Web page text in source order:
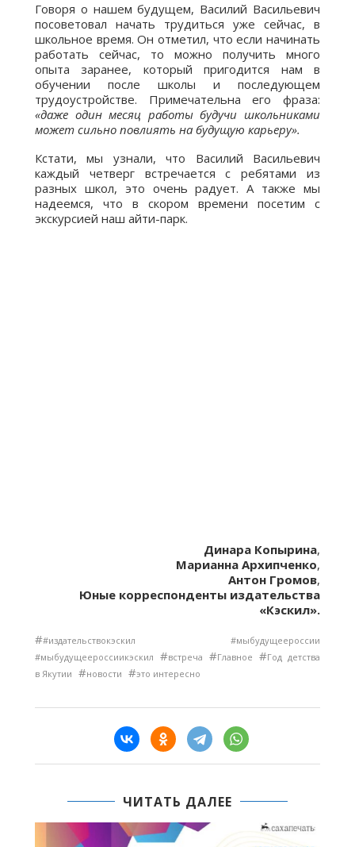
Говоря о нашем будущем, Василий Васильевич
посоветовал начать трудиться уже сейчас, в
школьное время. Он отметил, что если начинать
работать сейчас, то можно получить много
опыта заранее, который пригодится нам в
обучении после школы и последующем
трудоустройстве. Примечательна его фраза:
«даже один месяц работы будучи школьниками
может сильно повлиять на будущую карьеру».
Кстати, мы узнали, что Василий Васильевич
каждый четверг встречается с ребятами из
разных школ, это очень радует. А также мы
надеемся, что в скором времени посетим с
экскурсией наш айти-парк.
Динара Копырина,
Марианна Архипченко,
Антон Громов,
Юные корреспонденты издательства
«Кэскил».
##издательствокэскил #мыбудущеероссии
#мыбудущеероссиикэскил #встреча #Главное #Год детства
в Якутии #новости #это интересно
ЧИТАТЬ ДАЛЕЕ